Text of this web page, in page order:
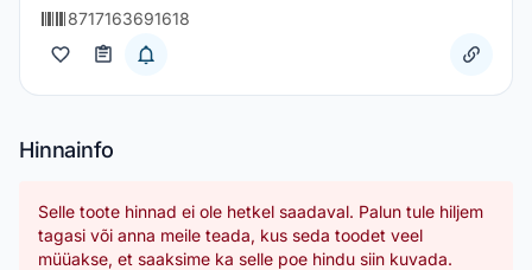
8717163691618
Hinnainfo
Selle toote hinnad ei ole hetkel saadaval. Palun tule hiljem
tagasi või anna meile teada, kus seda toodet veel
müüakse, et saaksime ka selle poe hindu siin kuvada.